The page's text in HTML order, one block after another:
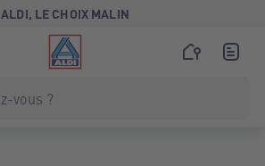
ALDI, LE CHOIX MALIN